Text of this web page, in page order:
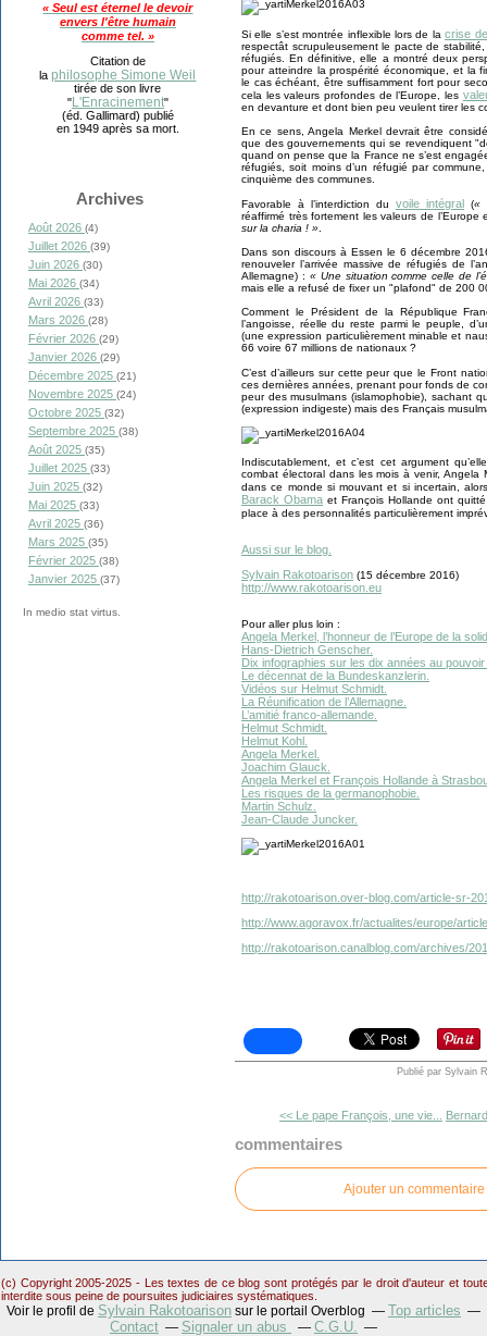
« Seul est éternel le devoir
envers l'être humain
comme tel. »
Citation de
laphilosophe Simone Weil
tirée de son livre
"L'Enracinement"
(éd. Gallimard) publié
en 1949 après sa mort.
Archives
Août 2026 (4)
Juillet 2026 (39)
Juin 2026 (30)
Mai 2026 (34)
Avril 2026 (33)
Mars 2026 (28)
Février 2026 (29)
Janvier 2026 (29)
Décembre 2025 (21)
Novembre 2025 (24)
Octobre 2025 (32)
Septembre 2025 (38)
Août 2025 (35)
Juillet 2025 (33)
Juin 2025 (32)
Mai 2025 (33)
Avril 2025 (36)
Mars 2025 (35)
Février 2025 (38)
Janvier 2025 (37)
In medio stat virtus.
Si elle s’est montrée inflexible lors de lacrise
respectât scrupuleusement le pacte de
réfugiés. En définitive, elle a montré deux
pour atteindre la prospérité économique, et la
le cas échéant, être suffisamment fort pour
cela les valeurs profondes de l’Europe, les
en devanture et dont bien peu veulent tirer les
En ce sens, Angela Merkel devrait être
que des gouvernements qui se revendiquent
quand on pense que la France ne s’est
réfugiés, soit moins d’un réfugié par
cinquième des communes.
Favorable à l’interdiction du voile intégral («
réaffirmé très fortement les valeurs de l’Europe
sur la charia ! »
Dans son discours à Essen le 6 décembre
renouveler l’arrivée massive de réfugiés de
Allemagne) : « Une situation comme celle de
mais elle a refusé de fixer un "plafond" de 200
Comment le Président de la République
l’angoisse, réelle du reste parmi le peuple,
(une expression particulièrement minable et
66 voire 67 millions de nationaux ?
C’est d’ailleurs sur cette peur que le Front
ces dernières années, prenant pour fonds de
peur des musulmans (islamophobie), sachant
(expression indigeste) mais des Français
Indiscutablement, et c’est cet argument
combat électoral dans les mois à venir,
dans ce monde si mouvant et si incertain,
Barack Obama et François Hollande ont
place à des personnalités particulièrement
Aussi sur le blog.
Sylvain Rakotoarison (15 décembre 2016)
http://www.rakotoarison.eu
Pour aller plus loin :
Angela Merkel, l’honneur de l’Europe de la
Hans-Dietrich Genscher.
Dix infographies sur les dix années au pouvoir
Le décennat de la Bundeskanzlerin.
Vidéos sur Helmut Schmidt.
La Réunification de l’Allemagne.
L’amitié franco-allemande.
Helmut Schmidt.
Helmut Kohl.
Angela Merkel.
Joachim Glauck.
Angela Merkel et François Hollande à
Les risques de la germanophobie.
Martin Schulz.
Jean-Claude Juncker.
http://rakotoarison.over-blog.com/article-sr-
http://www.agoravox.fr/actualites/europe/
http://rakotoarison.canalblog.com/archives/
Publié par Sylvain
<< Le pape François, une vie...
commentaires
Ajouter un commentaire
(c) Copyright 2005-2025 - Les textes de ce blog sont protégés par le droit d'auteur et
interdite sous peine de poursuites judiciaires systématiques.
Voir le profil de Sylvain Rakotoarison sur le portail Overblog
Top articles
Contact
Signaler un abus
C.G.U.